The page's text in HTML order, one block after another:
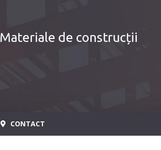
Materiale de construcții
CONTACT